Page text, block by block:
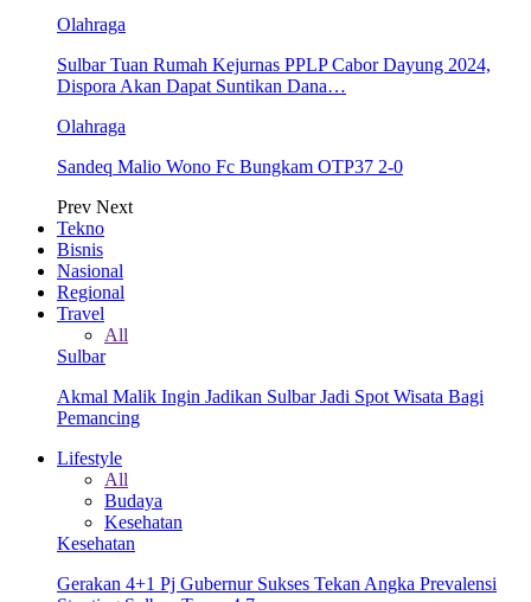
Olahraga
Sulbar Tuan Rumah Kejurnas PPLP Cabor Dayung 2024,
Dispora Akan Dapat Suntikan Dana…
Olahraga
Sandeq Malio Wono Fc Bungkam OTP37 2-0
Prev Next
Tekno
Bisnis
Nasional
Regional
Travel
All
Sulbar
Akmal Malik Ingin Jadikan Sulbar Jadi Spot Wisata Bagi
Pemancing
Lifestyle
All
Budaya
Kesehatan
Kesehatan
Gerakan 4+1 Pj Gubernur Sukses Tekan Angka Prevalensi